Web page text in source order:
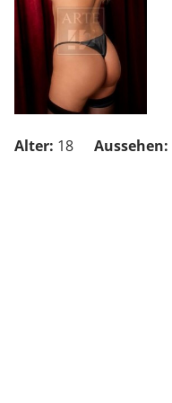
Alter: 18 Aussehen: